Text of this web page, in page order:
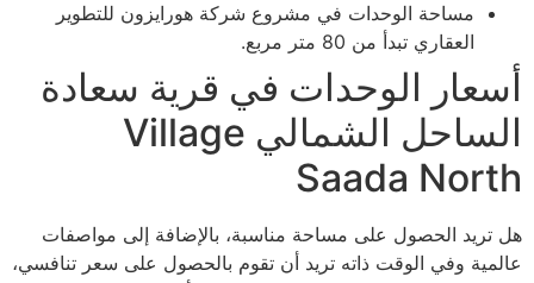
مساحة الوحدات في مشروع شركة هورايزون للتطوير
العقاري تبدأ من 80 متر مربع.
أسعار الوحدات في قرية سعادة
الساحل الشمالي Village
Saada North
هل تريد الحصول على مساحة مناسبة، بالإضافة إلى مواصفات
عالمية وفي الوقت ذاته تريد أن تقوم بالحصول على سعر تنافسي،